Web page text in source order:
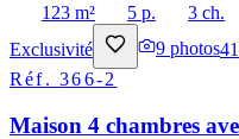
123 m²
5 p. 3 ch.
Exclusivité
9 photos
Réf.366-2
Maison 4 chambres